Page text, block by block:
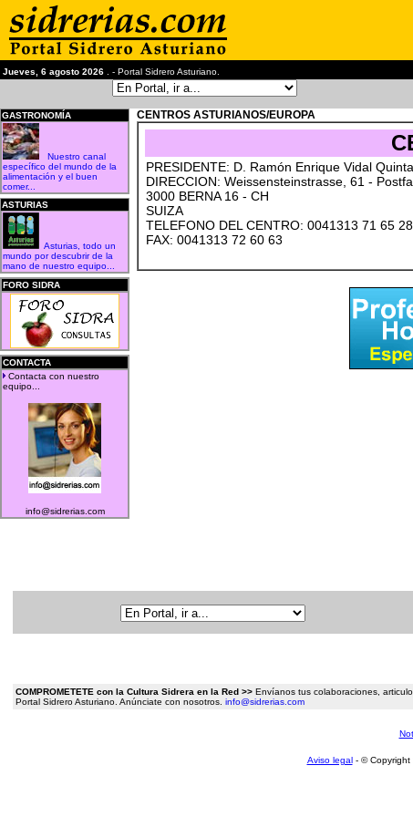
Jueves, 6 agosto 2026 . - Portal Sidrero Asturiano.
GASTRONOMÍA
Nuestro canal
específico del mundo de la
alimentación y el buen
comer...
ASTURIAS
Asturias, todo un
mundo por descubrir de la
mano de nuestro equipo...
FORO SIDRA
CONTACTA
Contacta con nuestro
equipo...
info@sidrerias.com
CENTROS ASTURIANOS/EUROPA
PRESIDENTE: D. Ramón Enrique Vidal
DIRECCION: Weissensteinstrasse, 61 -
3000 BERNA 16 - CH
SUIZA
TELEFONO DEL CENTRO: 0041313 71 65 28
FAX: 0041313 72 60 63
COMPROMETETE con la Cultura Sidrera en la Red >>Envíanos tus colaboraciones,
Portal Sidrero Asturiano. Anúnciate con nosotros. info@sidrerias.com
Aviso legal- © Copyright